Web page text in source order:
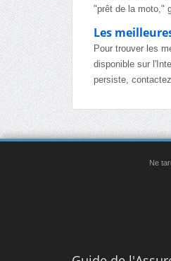
"prêt de la moto,"
Les
Pour trouver les
disponible sur
persiste,
Ne